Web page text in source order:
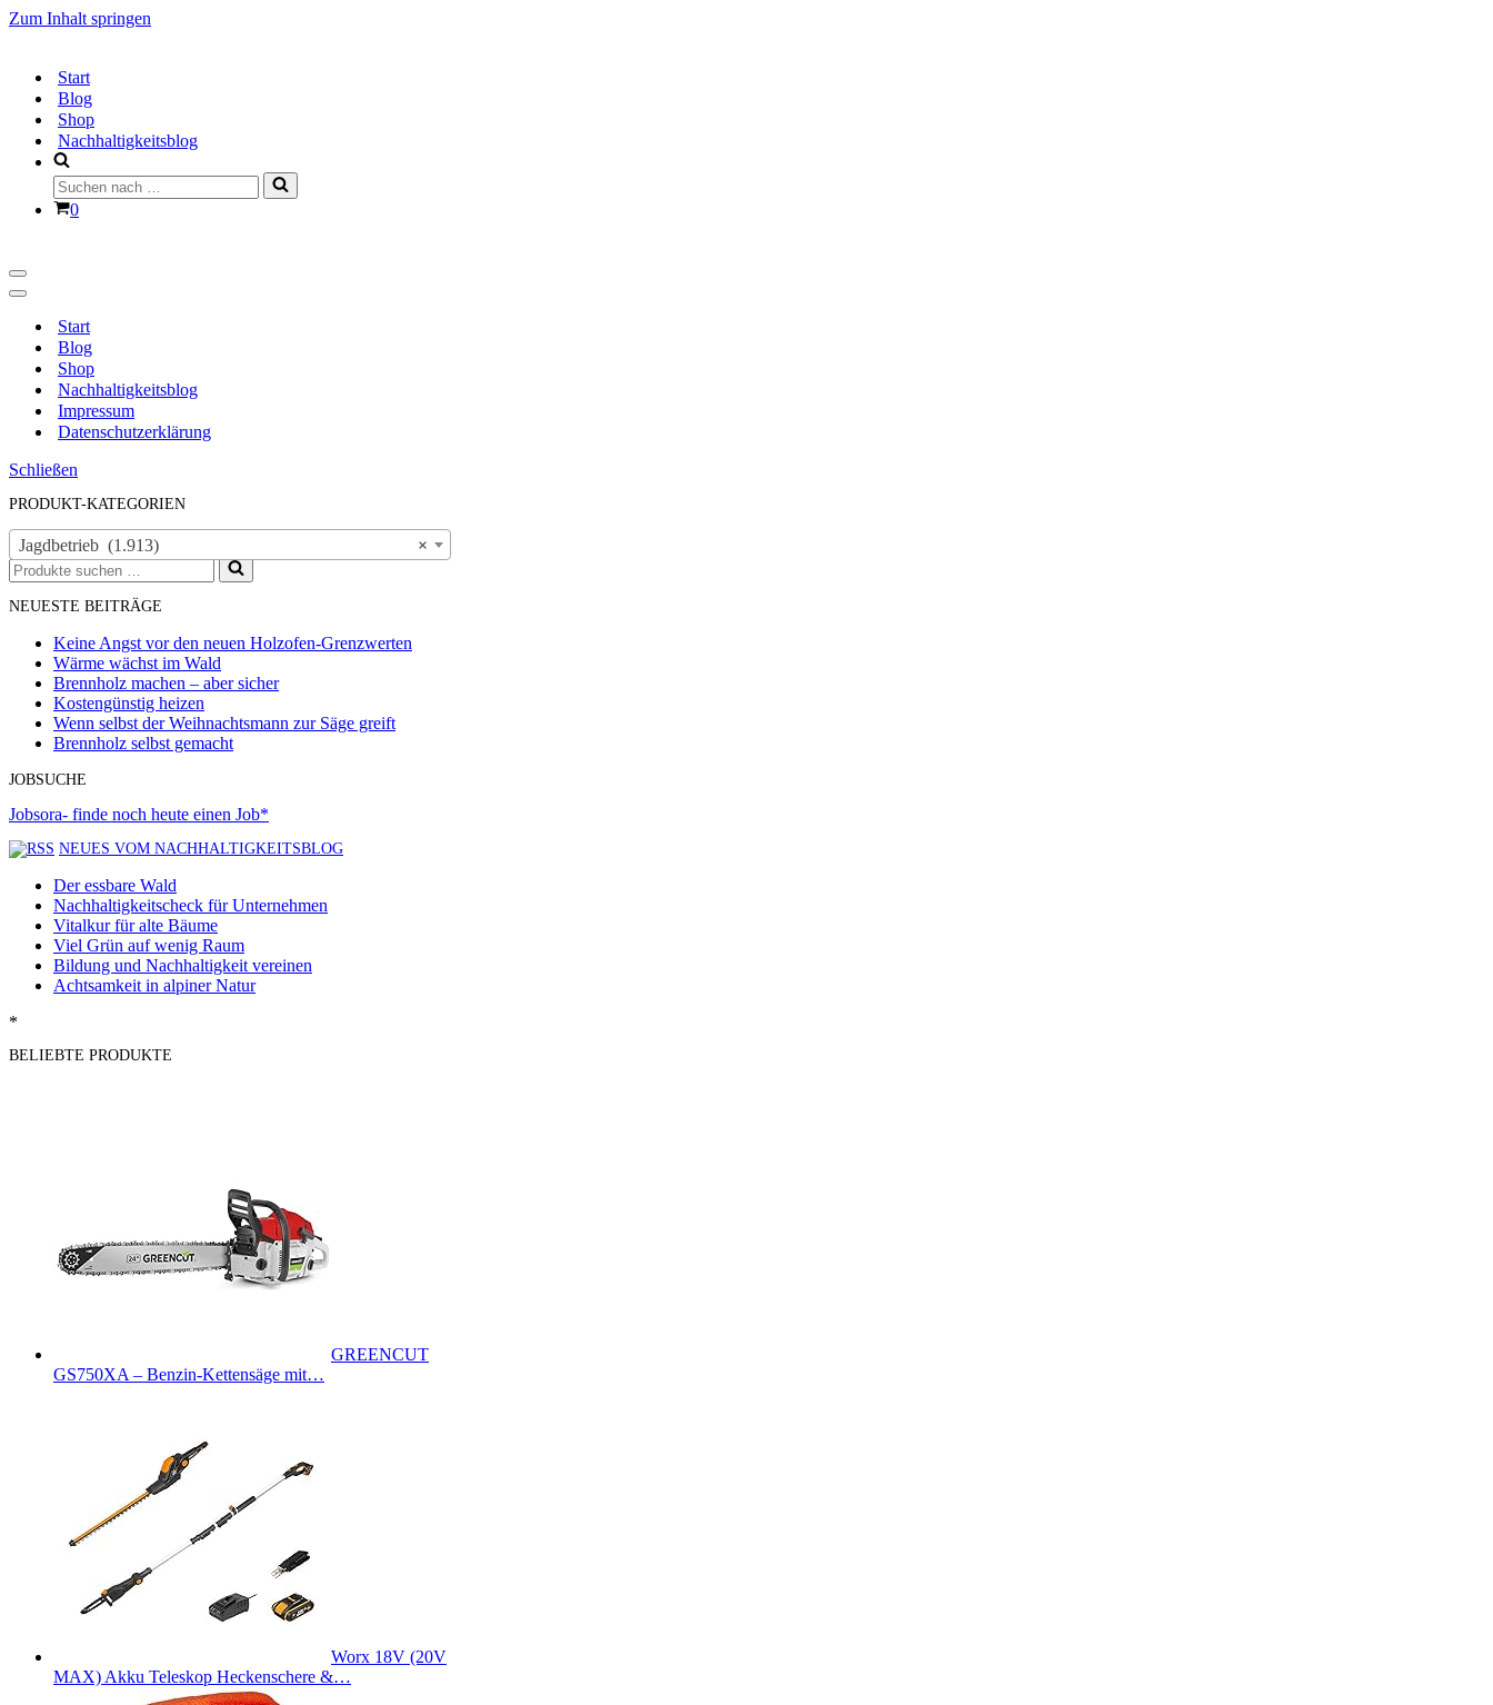
Zum Inhalt springen
Start
Blog
Shop
Nachhaltigkeitsblog
Suchen
nach …
Warenkorb
0
Navigationsmenü
Navigationsmenü
Start
Blog
Shop
Nachhaltigkeitsblog
Impressum
Datenschutzerklärung
Schließen
PRODUKT-KATEGORIEN
×
Jagdbetrieb (1.913)
Suchen
nach …
NEUESTE BEITRÄGE
Keine Angst vor den neuen Holzofen-Grenzwerten
Wärme wächst im Wald
Brennholz machen – aber sicher
Kostengünstig heizen
Wenn selbst der Weihnachtsmann zur Säge greift
Brennholz selbst gemacht
JOBSUCHE
Jobsora- finde noch heute einen Job*
NEUES VOM NACHHALTIGKEITSBLOG
Der essbare Wald
Nachhaltigkeitscheck für Unternehmen
Vitalkur für alte Bäume
Viel Grün auf wenig Raum
Bildung und Nachhaltigkeit vereinen
Achtsamkeit in alpiner Natur
*
BELIEBTE PRODUKTE
GREENCUT
GS750XA – Benzin-Kettensäge mit…
Worx 18V (20V
MAX) Akku Teleskop Heckenschere &…